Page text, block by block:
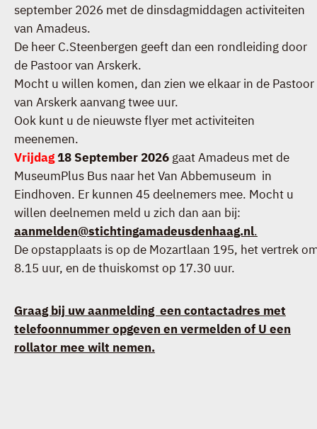
september 2026 met de dinsdagmiddagen activiteiten
van Amadeus.
De heer C.Steenbergen geeft dan een rondleiding door
de Pastoor van Arskerk.
Mocht u willen komen, dan zien we elkaar in de Pastoor
van Arskerk aanvang twee uur.
Ook kunt u de nieuwste flyer met activiteiten
meenemen.
Vrijdag18 September 2026 gaat Amadeus met de
MuseumPlus Bus naar het Van Abbemuseum in
Eindhoven. Er kunnen 45 deelnemers mee. Mocht u
willen deelnemen meld u zich dan aan bij:
aanmelden@stichtingamadeusdenhaag.nl.
De opstapplaats is op de Mozartlaan 195, het vertrek
8.15 uur, en de thuiskomst op 17.30 uur.
Graag bij uw aanmelding een contactadres met
telefoonnummer opgeven en vermelden of U een
rollator mee wilt nemen.